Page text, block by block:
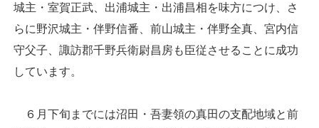
城主・室賀正武、出浦城主・出浦昌相を味方につけ、さ
らに野沢城主・伴野信番、前山城主・伴野全真、宮内信
守父子、諏訪郡千野兵衛尉昌房も臣従させることに成功
しています。
６月下旬までには沼田・吾妻領の真田の支配地域と前